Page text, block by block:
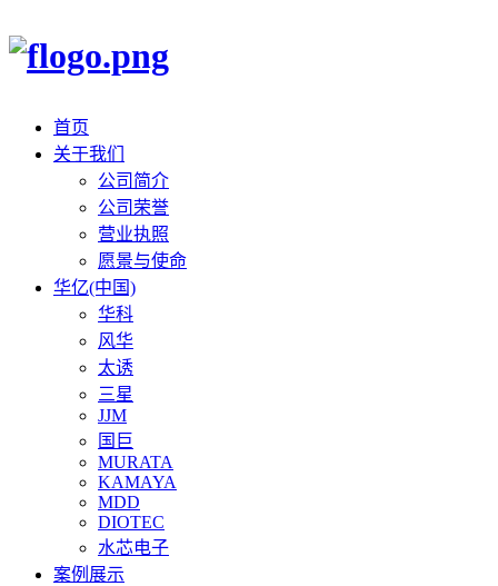
首页
关于我们
公司简介
公司荣誉
营业执照
愿景与使命
华亿(中国)
华科
风华
太诱
三星
JJM
国巨
MURATA
KAMAYA
MDD
DIOTEC
水芯电子
案例展示